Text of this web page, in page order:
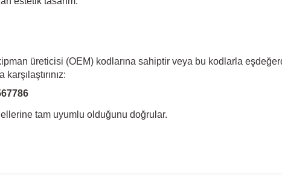
üreticisi (OEM) kodlarına sahiptir veya bu kodlarla
tam uyumlu olduğunu doğrular.